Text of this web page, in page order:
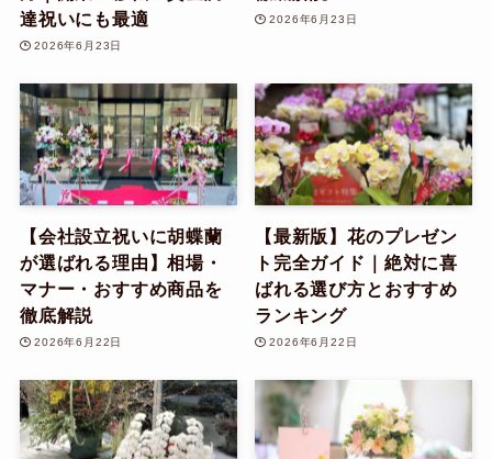
達祝いにも最適
2026年6月23日
2026年6月23日
【会社設立祝いに胡蝶蘭
が選ばれる理由】相場・
マナー・おすすめ商品を
徹底解説
2026年6月22日
【最新版】花のプレゼン
ト完全ガイド｜絶対に喜
ばれる選び方とおすすめ
ランキング
2026年6月22日